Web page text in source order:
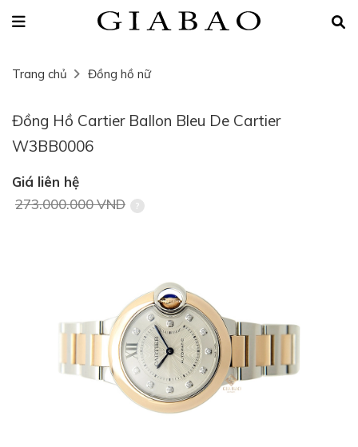
Trang chủ Đồng hồ nữ
Đồng Hồ Cartier Ballon Bleu De Cartier
W3BB0006
Giá liên hệ
273.000.000 VND